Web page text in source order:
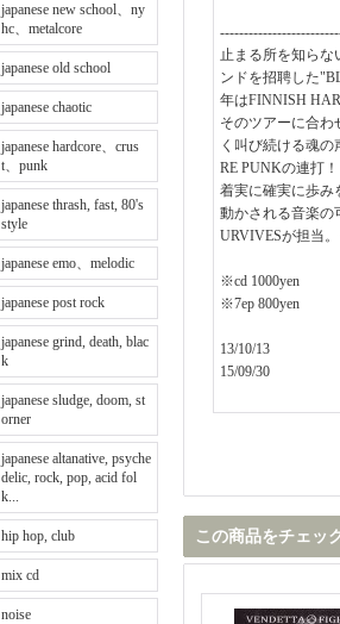
japanese new school、ny
hc、metalcore
japanese old school
japanese chaotic
japanese hardcore、crus
t、punk
japanese thrash, fast, 80's
style
japanese emo、melodic
japanese post rock
japanese grind, death, blac
k
japanese sludge, doom, st
orner
japanese altanative, psyche
delic, rock, pop, acid fol
k...
hip hop, club
mix cd
noise
止まる所を知らな
ンドを招聘した
年はFINNISH
そのツアーに合わ
く叫び続ける魂
RE PUNKの連打！
着実に確実に歩み
動かされる音楽の
URVIVESが担当
※cd 1000yen
※7ep 800yen
13/10/13
15/09/30
この商品をチェッ